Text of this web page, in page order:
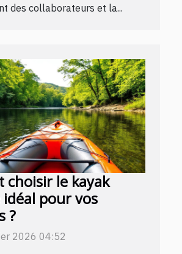
des collaborateurs et la...
choisir le kayak
pour vos
?
2026 04:52